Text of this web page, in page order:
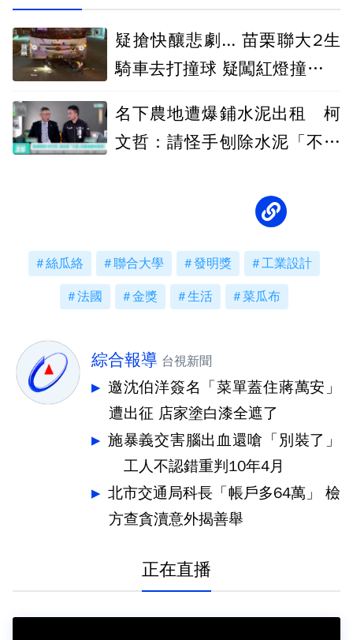
疑搶快釀悲劇... 苗栗聯大2生
騎車去打撞球 疑闖紅燈撞客運
名下農地遭爆鋪水泥出租 柯
文哲：請怪手刨除水泥「不賴
絲瓜絡 聯合大學 發明獎 工業設計
法國 金獎 生活 菜瓜布
綜合報導 台視新聞
邀沈伯洋簽名「菜單蓋住蔣萬安」
遭出征 店家塗白漆全遮了
施暴義交害腦出血還嗆「別裝了」
工人不認錯重判10年4月
北市交通局科長「帳戶多64萬」 檢
方查貪瀆意外揭善舉
正在直播